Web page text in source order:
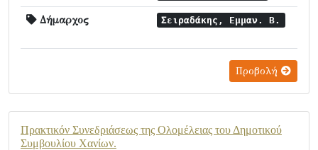
Δήμαρχος Σειραδάκης, Εμμαν. Β.
Προβολή
Πρακτικόν Συνεδριάσεως της Ολομέλειας του Δημοτικού
Συμβουλίου Χανίων.